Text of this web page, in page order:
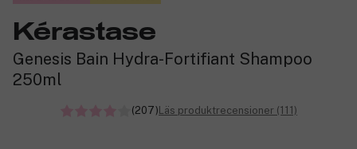
Kérastase
Genesis Bain Hydra-Fortifiant Shampoo
250ml
(207)Läs produktrecensioner (111)